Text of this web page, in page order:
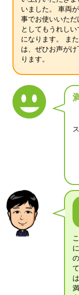
いました。 車両
事でお使いいた
としてもうれし
になります。 ま
は、ぜひお声が
ります。